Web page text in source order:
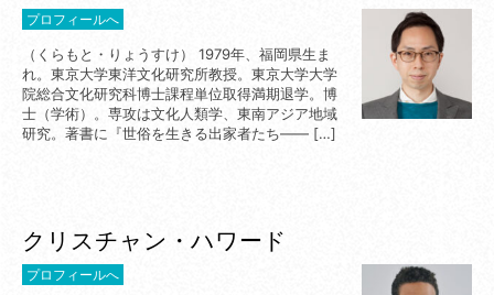
（くらもと・りょうすけ） 1979年、福岡県生ま
れ。東京大学東洋文化研究所教授。東京大学大学
院総合文化研究科博士課程単位取得満期退学。博
士（学術）。専攻は文化人類学、東南アジア地域
研究。著書に『世俗を生きる出家者たち—— […]
プロフィールへ
クリスチャン・ハワード
プロフィールへ